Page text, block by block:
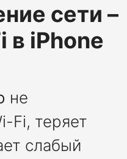
сети –
в iPhone
не
Fi, теряет
слабый